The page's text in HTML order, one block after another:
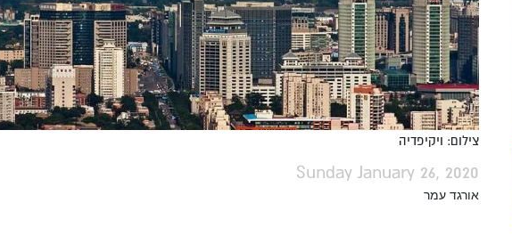
צילום: ויקיפדיה
Sunday January 26, 2020
אורגד עמר